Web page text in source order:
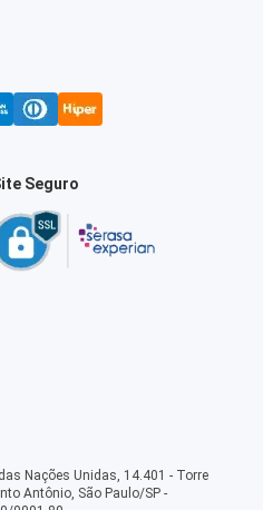
Seguro
Nações Unidas, 14.401 - Torre
Antônio, São Paulo/SP -